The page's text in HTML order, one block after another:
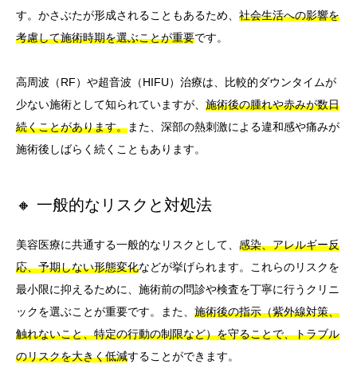
す。かさぶたが形成されることもあるため、 社会生活への影響を
考慮して施術時期を選ぶことが重要です。
高周波（RF）や超音波（HIFU）治療は、比較的ダウンタイムが
少ない施術として知られていますが、 施術後の腫れや赤みが数日
続くことがあります。また、深部の熱刺激による違和感や痛みが
施術後しばらく続くこともあります。
🔸 一般的なリスクと対処法
美容医療に共通する一般的なリスクとして、 感染、アレルギー反
応、予期しない形態変化などが挙げられます。これらのリスクを
最小限に抑えるために、施術前の問診や検査を丁寧に行うクリニ
ックを選ぶことが重要です。また、 施術後の指示（紫外線対策、
触れないこと、特定の行動の制限など）を守ることで、トラブル
のリスクを大きく低減することができます。